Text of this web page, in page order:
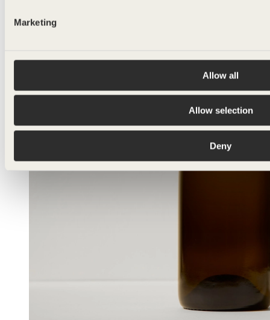
Marketing
Allow all
Allow selection
Deny